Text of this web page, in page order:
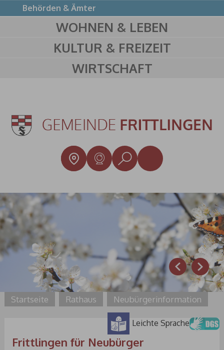
Behörden & Ämter
WOHNEN & LEBEN
KULTUR & FREIZEIT
WIRTSCHAFT
Prev Next
Startseite Rathaus Neubürgerinformation
Frittlingen für Neubürger
Leichte Sprache